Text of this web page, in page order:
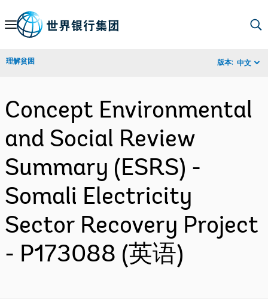
Skip
Navigation
理解贫困 版本: 中文
Concept Environmental
and Social Review
Summary (ESRS) -
Somali Electricity
Sector Recovery Project
- P173088 (英语)